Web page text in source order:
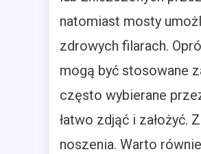
natomiast mosty
zdrowych filarach.
mogą być stosowane
często wybierane
łatwo zdjąć i założyć.
noszenia. Warto